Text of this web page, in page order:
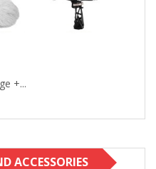
+...
ACCESSORIES